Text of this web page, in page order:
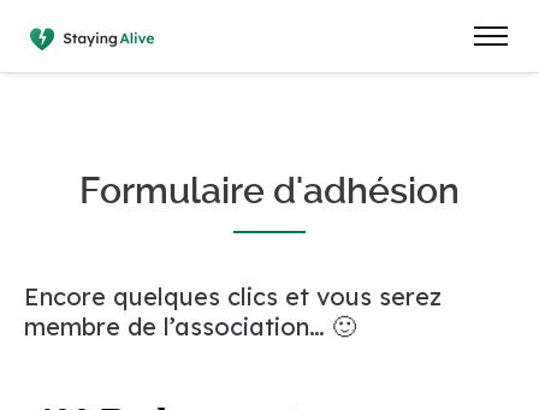
Formulaire d'adhésion
Encore quelques clics et vous serez
membre de l’association… 🙂